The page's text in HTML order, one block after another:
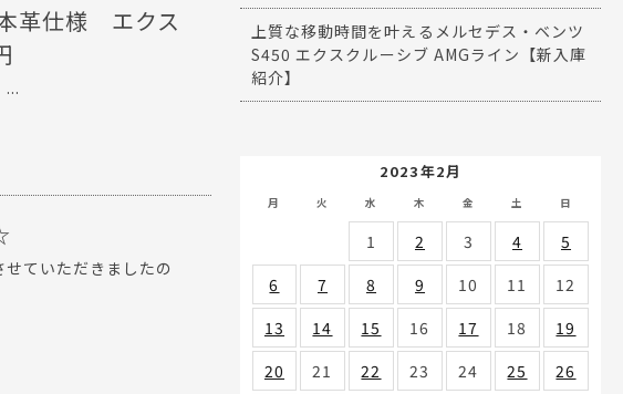
革仕様 エクス
ていただきましたの
上質な移動時間を叶えるメルセデス・ベンツ
S450 エクスクルーシブ AMGライン【新入庫
紹介】
2023年2月
月 火 水 木 金 土 日
1 2 3 4
5
6
7 8 9 10 11
12
13
14 15 16 17 18
19
20
21 22 23 24 25
26